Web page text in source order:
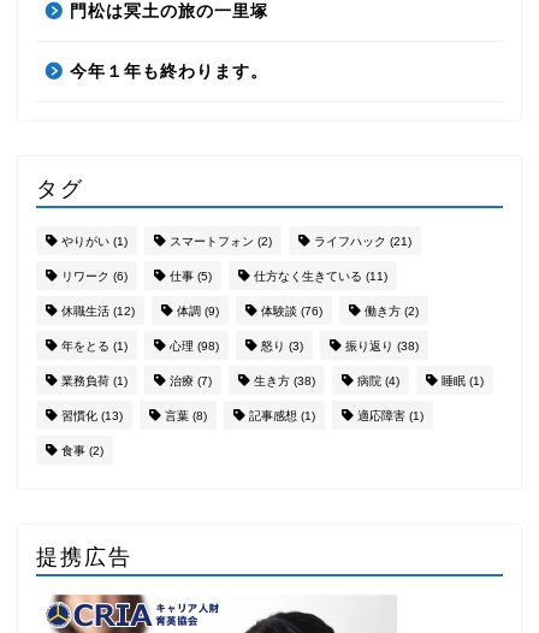
門松は冥土の旅の一里塚
今年１年も終わります。
タグ
やりがい (1) スマートフォン (2) ライフハック (21)
リワーク (6) 仕事 (5) 仕方なく生きている (11)
休職生活 (12) 体調 (9) 体験談 (76) 働き方 (2)
年をとる (1) 心理 (98) 怒り (3) 振り返り (38)
業務負荷 (1) 治療 (7) 生き方 (38) 病院 (4) 睡眠 (1)
習慣化 (13) 言葉 (8) 記事感想 (1) 適応障害 (1)
食事 (2)
提携広告